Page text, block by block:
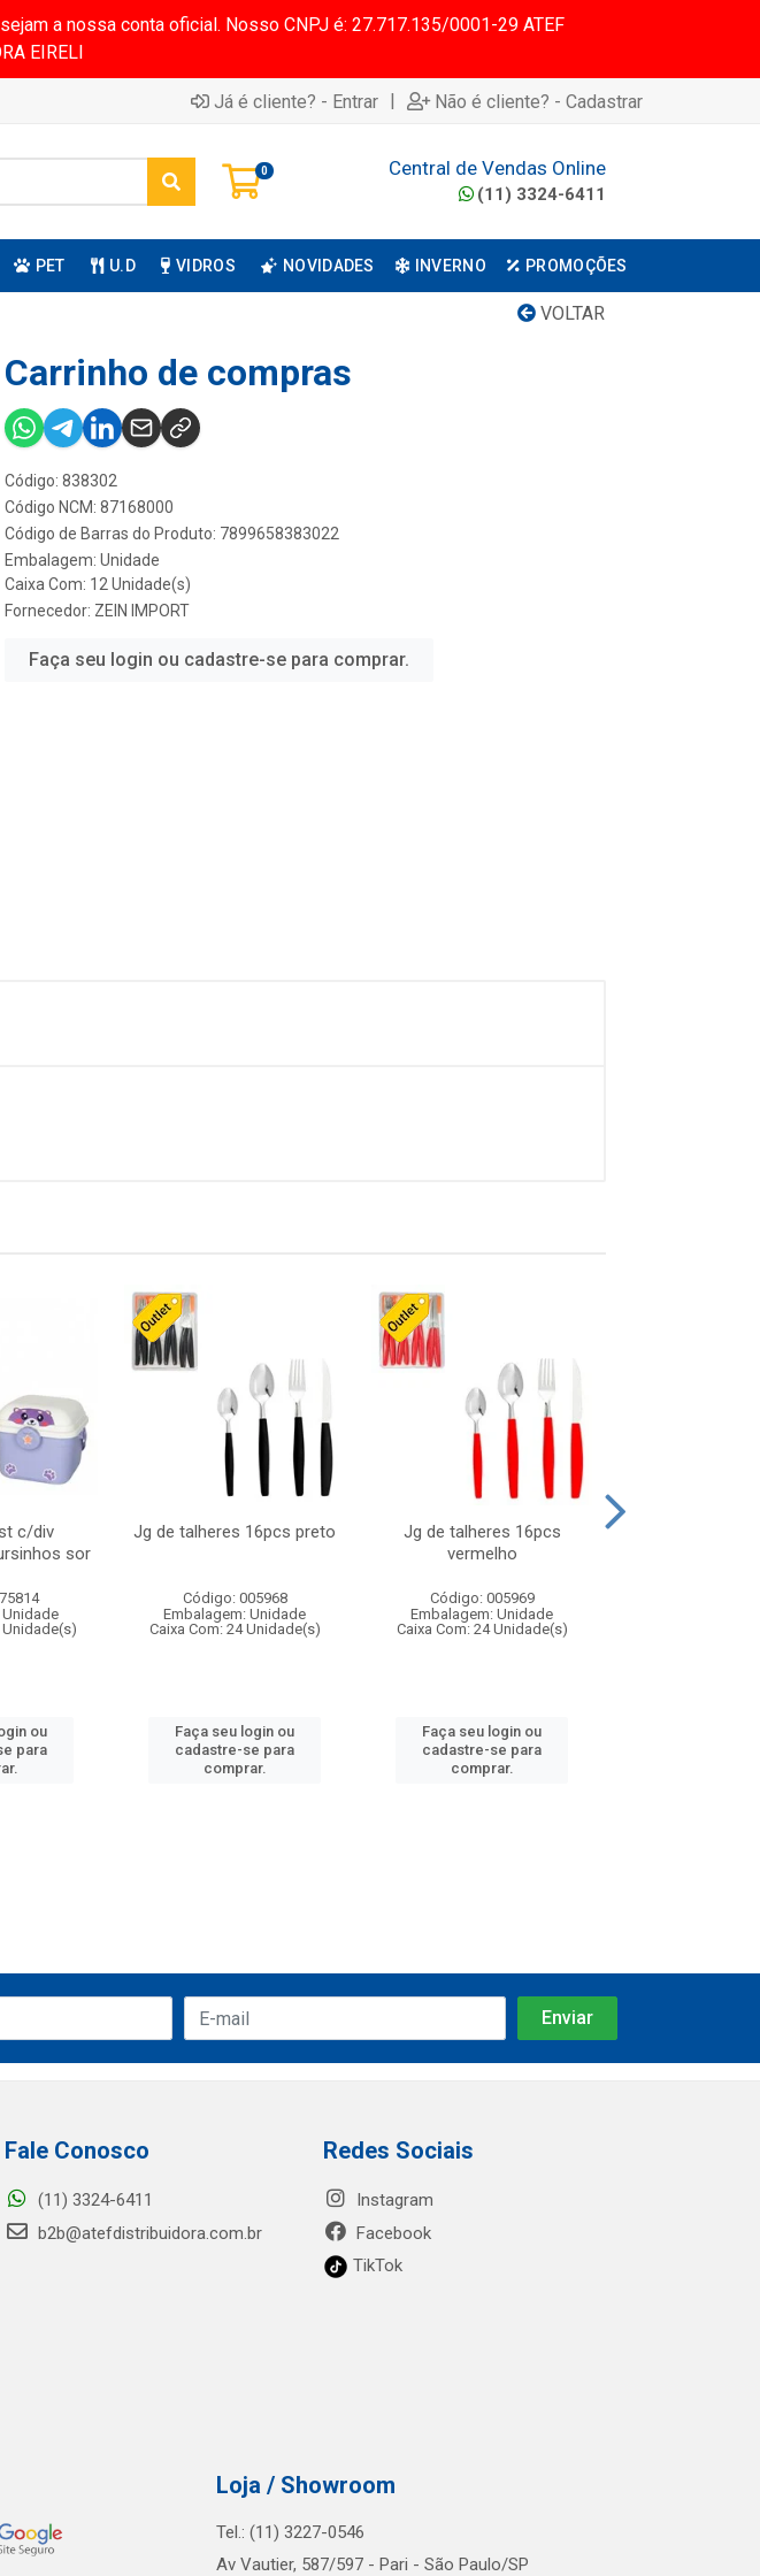
a nossa conta oficial. Nosso CNPJ é: 27.717.135/0001-29 ATEF
EIRELI
Já é cliente? - Entrar | Não é cliente? - Cadastrar
0 Central de Vendas Online
(11) 3324-6411
PET U.D VIDROS NOVIDADES INVERNO PROMOÇÕES
VOLTAR
Carrinho de compras
Código: 838302
Código NCM: 87168000
Código de Barras do Produto: 7899658383022
Embalagem: Unidade
Caixa Com: 12 Unidade(s)
Fornecedor: ZEIN IMPORT
Faça seu login ou cadastre-se para comprar.
c/div
sor
Unidade(s)
ou
para
Jg de talheres 16pcs preto
Código: 005968
Embalagem: Unidade
Caixa Com: 24 Unidade(s)
Faça seu login ou
cadastre-se para
comprar.
Jg de talheres 16pcs
vermelho
Código: 005969
Embalagem: Unidade
Caixa Com: 24 Unidade(s)
Faça seu login ou
cadastre-se para
comprar.
Fale Conosco
(11) 3324-6411
b2b@atefdistribuidora.com.br
Redes Sociais
Instagram
Facebook
TikTok
Loja / Showroom
Tel.: (11) 3227-0546
Av Vautier, 587/597 - Pari - São Paulo/SP